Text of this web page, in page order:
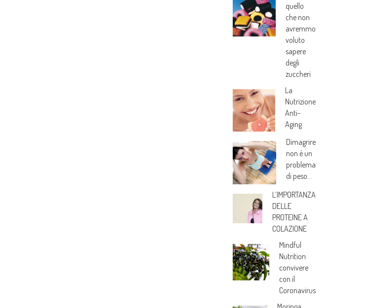
quello
che non
avremmo
voluto
sapere
degli
zuccheri
La
Nutrizione
Anti-
Aging
Dimagrire
non è un
problema
di peso…
L’IMPORTANZA
DELLE
PROTEINE A
COLAZIONE
Mindful
Nutrition:
convivere
con il
Coronavirus